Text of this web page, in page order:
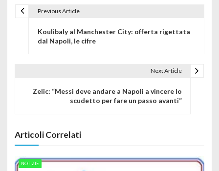
Previous Article
Koulibaly al Manchester City: offerta rigettata
dal Napoli, le cifre
Next Article
Zelic: “Messi deve andare a Napoli a vincere lo
scudetto per fare un passo avanti”
Articoli Correlati
NOTIZIE